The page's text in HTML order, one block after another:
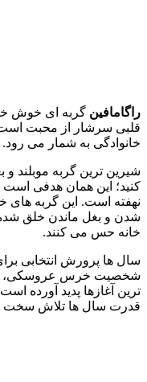
راگامافین گربه‌ ای خوش‌
قلبی سرشار از محبت
خانوادگی به شمار می رود.
شیرین‌ ترین گربه‌ موبلند و
کنید؛ این همان هدفی
نهفته است. این گربه‌
شدن و بغل ماندن خلق شده‌
خانه حس می‌ کنند.
سال‌ ها پرورش انتخابی
شخصیت خرس‌ عروسکی، یک
ترین آغازها پدید آورده
قدرت سال‌ ها تلاش سخت